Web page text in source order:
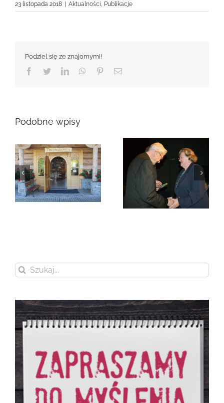
23 listopada 2018 Aktualności, Publikacje
Podziel się ze znajomymi!
Facebook
TwitterLinkedInWhatsApp
PinterestEmail
Podobne wpisy
Zmarła Genowefa
Sikora
Zmarła Wanda
Czubernatowa
Szukaj